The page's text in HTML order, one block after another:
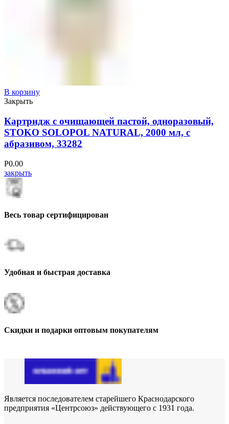
В корзину
Закрыть
Картридж с очищающей пастой, одноразовый,
STOKO SOLOPOL NATURAL, 2000 мл, с
абразивом, 33282
Р0.00
закрыть
Весь товар сертифицирован
Удобная и быстрая доставка
Скидки и подарки оптовым покупателям
Является последователем старейшего Краснодарского
предприятия «Центрсоюз» действующего с 1931 года.